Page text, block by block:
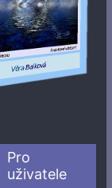
Pro
uživatele